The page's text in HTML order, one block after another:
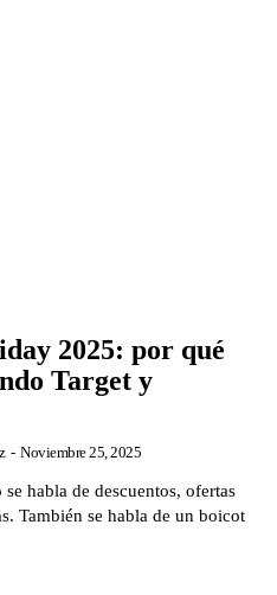
2025: por qué
Target y
- Noviembre 25, 2025
habla de descuentos, ofertas
También se habla de un boicot